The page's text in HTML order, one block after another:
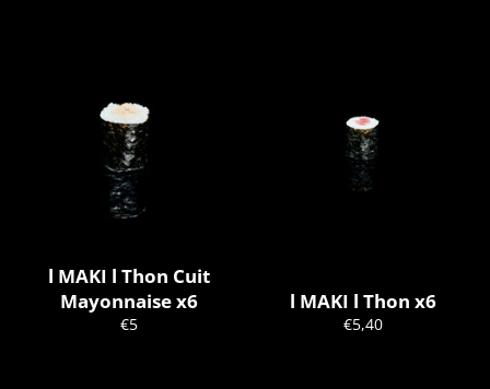
l MAKI l Thon Cuit
Mayonnaise x6
Prix
€5
l MAKI l Thon x6
Prix
€5,40